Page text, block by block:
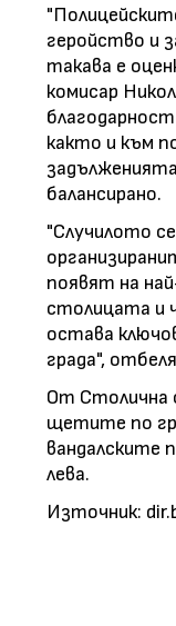
геройство и
такава е
комисар
както и към
балансирано.
"Случилото
появят на
столицата и
остава
града",
От Столична
щетите по
вандалските
лева.
Източник: